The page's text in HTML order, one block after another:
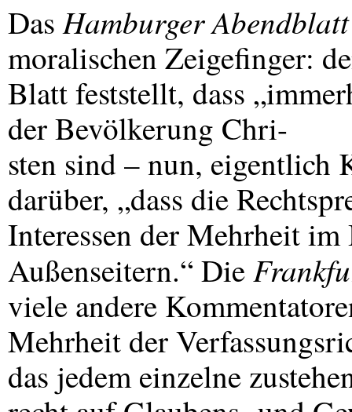
DasHamburger Abendblatt
moralischen Zeigefinger:
Blatt feststellt, dass
der Bevölkerung Chri-
sten sind – nun, eigentlich
darüber, „dass die
Interessen der Mehrheit
Außenseitern.“ Die
viele andere
Mehrheit der
das jedem einzelne